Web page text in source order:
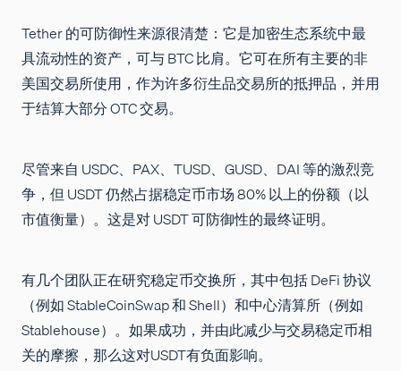
Tether 的可防御性来源很清楚：它是加密生态系统中最
具流动性的资产，可与 BTC 比肩。它可在所有主要的非
美国交易所使用，作为许多衍生品交易所的抵押品，并用
于结算大部分 OTC 交易。
尽管来自 USDC、PAX、TUSD、GUSD、DAI 等的激烈竞
争，但 USDT 仍然占据稳定币市场 80% 以上的份额（以
市值衡量）。这是对 USDT 可防御性的最终证明。
有几个团队正在研究稳定币交换所，其中包括 DeFi 协议
（例如 StableCoinSwap 和 Shell）和中心清算所（例如
Stablehouse）。如果成功，并由此减少与交易稳定币相
关的摩擦，那么这对USDT有负面影响。